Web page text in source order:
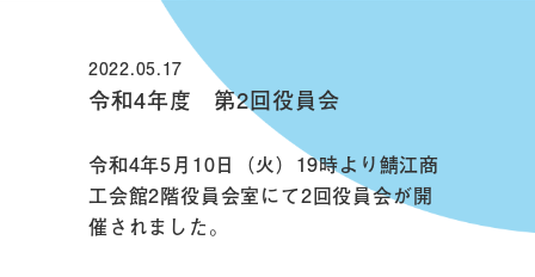
2022.05.17
令和4年度 第2回役員会
令和4年5月10日（火）19時より鯖江商
工会館2階役員会室にて2回役員会が開
催されました。